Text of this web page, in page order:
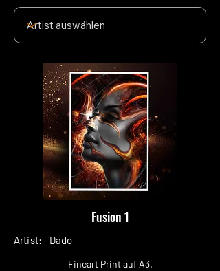
Fusion 1
Artist: Dado
Fineart Print auf A3.